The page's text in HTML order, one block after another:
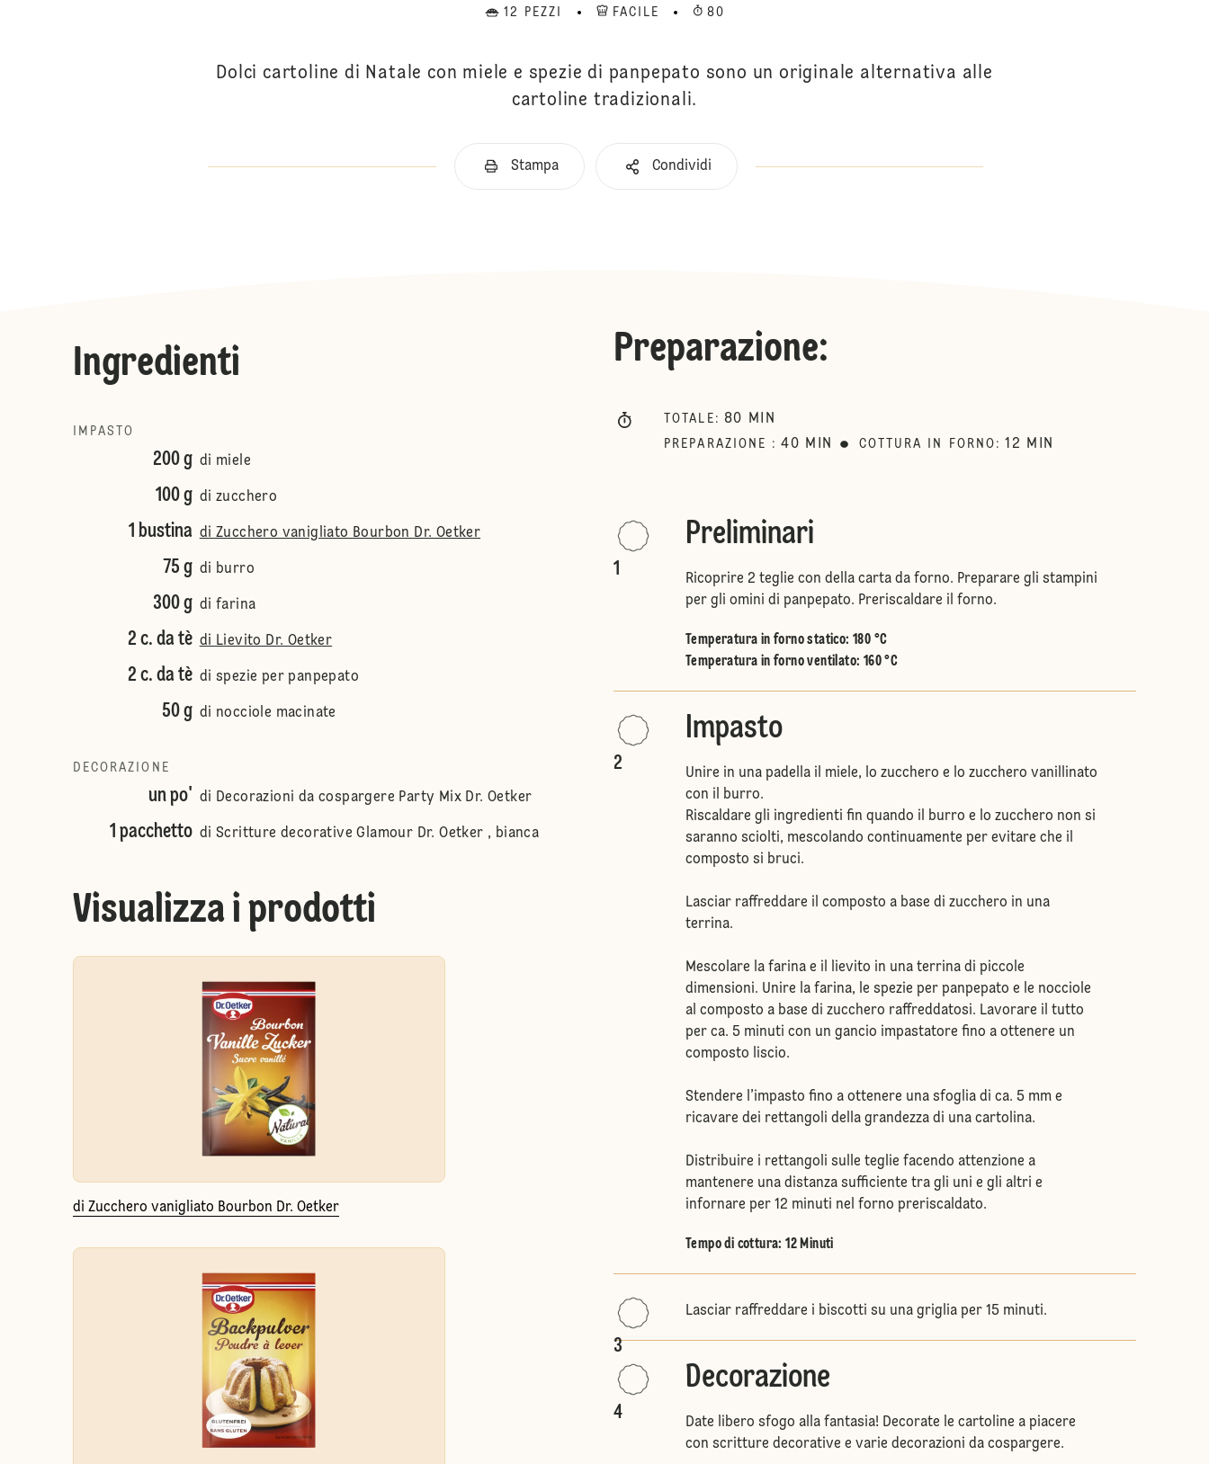
12 PEZZI FACILE 80
Dolci cartoline di Natale con miele e spezie di panpepato sono un originale alternativa alle
cartoline tradizionali.
Stampa Condividi
Ingredienti
IMPASTO
200 g di miele
100 g di zucchero
1 bustina di Zucchero vanigliato Bourbon Dr. Oetker
75 g di burro
300 g di farina
2 c. da tè di Lievito Dr. Oetker
2 c. da tè di spezie per panpepato
50 g di nocciole macinate
DECORAZIONE
un po' di Decorazioni da cospargere Party Mix Dr. Oetker
1 pacchetto di Scritture decorative Glamour Dr. Oetker , bianca
Visualizza i prodotti
di Zucchero vanigliato Bourbon Dr. Oetker
Preparazione:
TOTALE : 80 MIN
PREPARAZIONE : 40 MIN COTTURA IN FORNO : 12 MIN
1
Preliminari
Ricoprire 2 teglie con della carta da forno. Preparare gli stampini
per gli omini di panpepato. Preriscaldare il forno.
Temperatura in forno statico: 180 °C
Temperatura in forno ventilato: 160 °C
2
Impasto
Unire in una padella il miele, lo zucchero e lo zucchero vanillinato
con il burro.
Riscaldare gli ingredienti fin quando il burro e lo zucchero non si
saranno sciolti, mescolando continuamente per evitare che il
composto si bruci.
Lasciar raffreddare il composto a base di zucchero in una
terrina.
Mescolare la farina e il lievito in una terrina di piccole
dimensioni. Unire la farina, le spezie per panpepato e le nocciole
al composto a base di zucchero raffreddatosi. Lavorare il tutto
per ca. 5 minuti con un gancio impastatore fino a ottenere un
composto liscio.
Stendere l’impasto fino a ottenere una sfoglia di ca. 5 mm e
ricavare dei rettangoli della grandezza di una cartolina.
Distribuire i rettangoli sulle teglie facendo attenzione a
mantenere una distanza sufficiente tra gli uni e gli altri e
infornare per 12 minuti nel forno preriscaldato.
Tempo di cottura: 12 Minuti
3
Lasciar raffreddare i biscotti su una griglia per 15 minuti.
4
Decorazione
Date libero sfogo alla fantasia! Decorate le cartoline a piacere
con scritture decorative e varie decorazioni da cospargere.